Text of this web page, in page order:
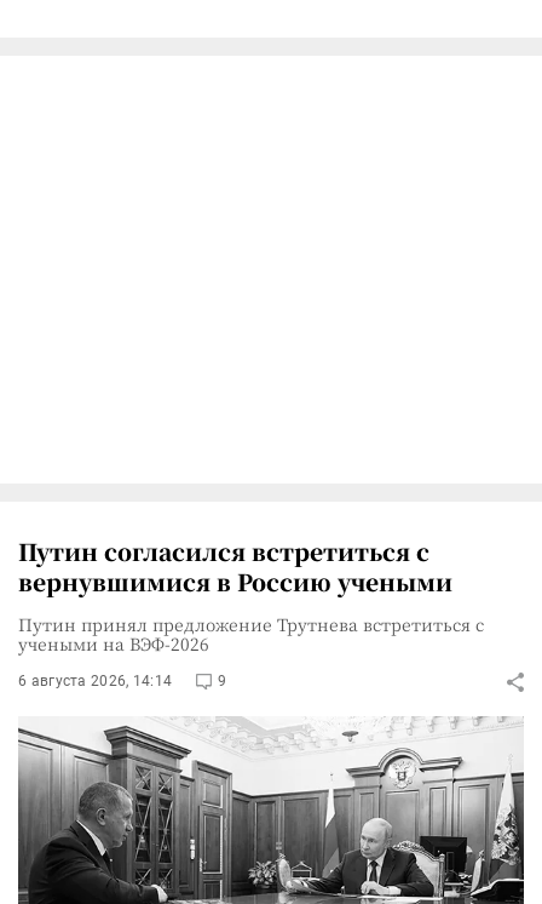
Путин согласился встретиться с
вернувшимися в Россию учеными
Путин принял предложение Трутнева встретиться с
учеными на ВЭФ-2026
6 августа 2026, 14:14 9